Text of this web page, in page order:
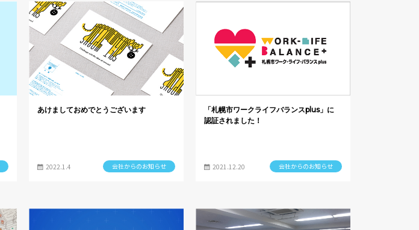
あけましておめでとうございます
2022.1.4 会社からのお知らせ
「札幌市ワークライフバランスplus」に
認証されました！
2021.12.20 会社からのお知らせ